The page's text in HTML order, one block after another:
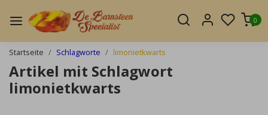
0
Startseite Schlagworte limonietkwarts
Artikel mit Schlagwort
limonietkwarts